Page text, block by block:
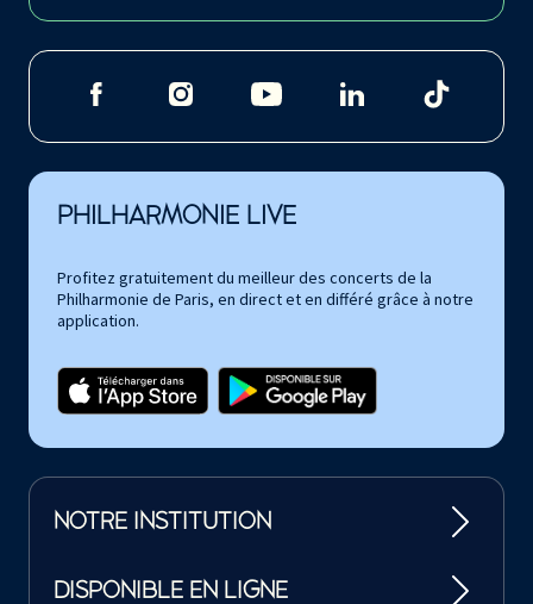
PHILHARMONIE LIVE
Profitez gratuitement du meilleur des concerts de la
Philharmonie de Paris, en direct et en différé grâce à notre
application.
NOTRE INSTITUTION
DISPONIBLE EN LIGNE